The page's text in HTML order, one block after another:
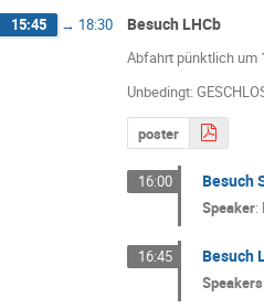
15:45 → 18:30 Besuch LHCb
Abfahrt pünktlich um
Unbedingt:
poster
16:00 Besuch
Speaker:
16:45 Besuch
Speakers